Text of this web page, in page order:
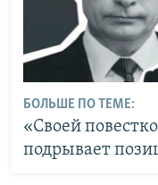
БОЛЬШЕ ПО ТЕМЕ:
«Своей
подрывает